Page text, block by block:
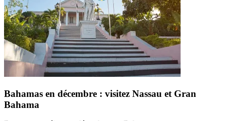
Bahamas en décembre : visitez Nassau et Gran
Bahama